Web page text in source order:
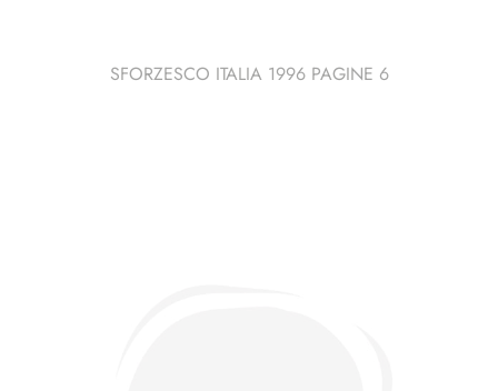
SFORZESCO ITALIA 1996 PAGINE 6